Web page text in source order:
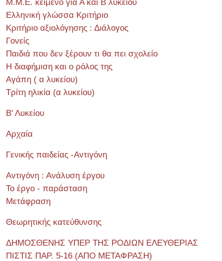
Μ.Μ.Ε. κείμενο για Α και Β λυκείου
Ελληνική γλώσσα Κριτήριο
Κριτήριο αξιολόγησης : Διάλογος
Γονείς
Παιδιά που δεν ξέρουν τι θα πει σχολείο
Η διαφήμιση και ο ρόλος της
Αγάπη ( α λυκείου)
Τρίτη ηλικία (α λυκείου)
Β' Λυκείου
Αρχαία
Γενικής παιδείας -Αντιγόνη
Αντιγόνη : Ανάλυση έργου
Το έργο - παράσταση
Μετάφραση
Θεωρητικής κατεύθυνσης
ΔΗΜΟΣΘΕΝΗΣ ΥΠΕΡ ΤΗΣ ΡΟΔΙΩΝ ΕΛΕΥΘΕΡΙΑΣ
ΠΙΣΤΙΣ ΠΑΡ. 5-16 (ΑΠΟ ΜΕΤΑΦΡΑΣΗ)